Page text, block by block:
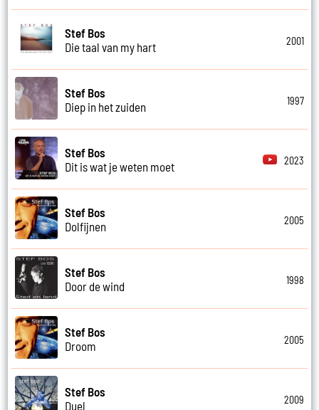
Stef Bos
Die taal van my hart
2001
Stef Bos
Diep in het zuiden
1997
Stef Bos
Dit is wat je weten moet
2023
Stef Bos
Dolfijnen
2005
Stef Bos
Door de wind
1998
Stef Bos
Droom
2005
Stef Bos
Duel
2009